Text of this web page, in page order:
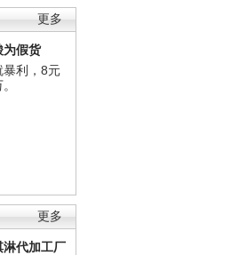
更多
为假货
暴利，8元
更多
淋代加工厂